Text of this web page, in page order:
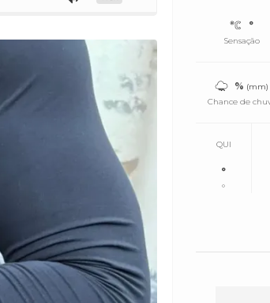
°
Sensação
% (mm)
Chance de
QUI
°
°